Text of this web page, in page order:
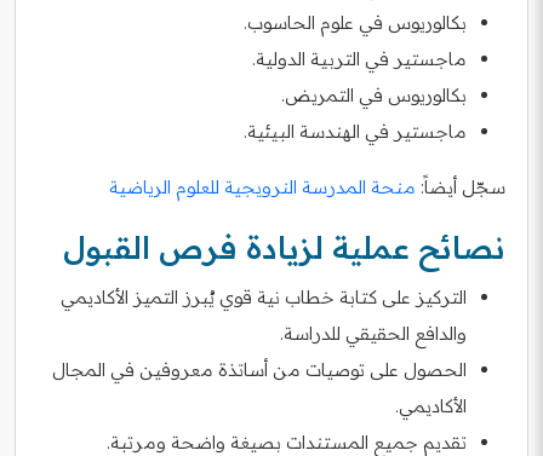
بكالوريوس في علوم الحاسوب.
ماجستير في التربية الدولية.
بكالوريوس في التمريض.
ماجستير في الهندسة البيئية.
سجّل أيضاً: منحة المدرسة النرويجية للعلوم الرياضية
نصائح عملية لزيادة فرص القبول
التركيز على كتابة خطاب نية قوي يُبرز التميز الأكاديمي
والدافع الحقيقي للدراسة.
الحصول على توصيات من أساتذة معروفين في المجال
الأكاديمي.
تقديم جميع المستندات بصيغة واضحة ومرتبة.